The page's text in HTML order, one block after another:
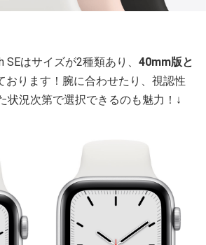
SEはサイズが2種類あり、40mm版と
おります！腕に合わせたり、視認性
状況次第で選択できるのも魅力！↓